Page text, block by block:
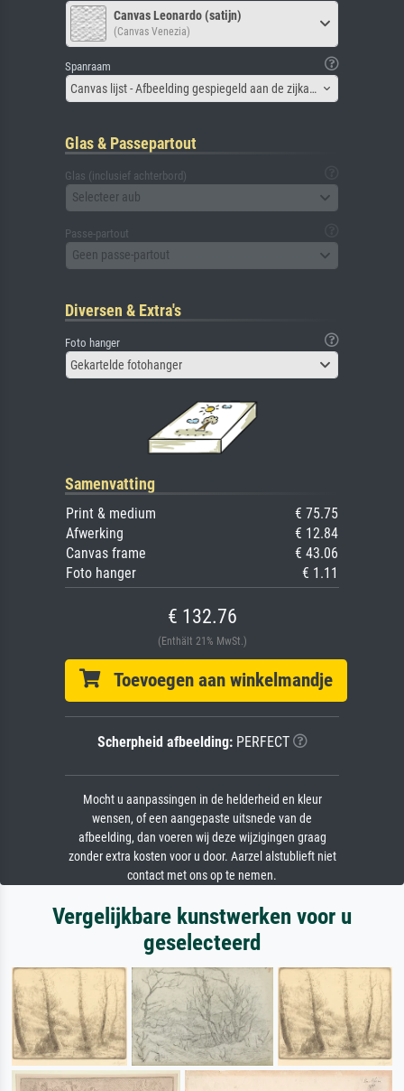
Canvas Leonardo (satijn)
(Canvas Venezia)
Spanraam
Canvas lijst - Afbeelding gespiegeld aan de zijkant
Glas & Passepartout
Glas (inclusief achterbord)
Selecteer aub
Passe-partout
Geen passe-partout
Diversen & Extra's
Foto hanger
Gekartelde fotohanger
Samenvatting
Print & medium
€ 75.75
Afwerking
€ 12.84
Canvas frame
€ 43.06
Foto hanger
€ 1.11
€ 132.76
(Enthält 21% MwSt.)
Toevoegen aan winkelmandje
Scherpheid afbeelding:PERFECT
Mocht u aanpassingen in de helderheid en kleur
wensen, of een aangepaste uitsnede van de
afbeelding, dan voeren wij deze wijzigingen graag
zonder extra kosten voor u door. Aarzel alstublieft niet
contact met ons op te nemen.
Vergelijkbare kunstwerken voor u
geselecteerd